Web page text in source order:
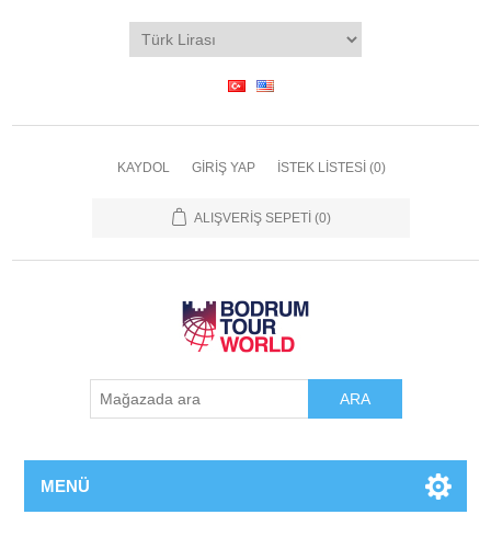
KAYDOL GIRIŞ YAP İSTEK LISTESI (0)
ALIŞVERIŞ SEPETI (0)
ARA
MENÜ